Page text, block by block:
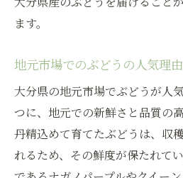
ます。
地元市場でのぶどうの人気理由
大分県の地元市場でぶどうが人
つに、地元での新鮮さと品質の
丹精込めて育てたぶどうは、収
れるため、その鮮度が保たれて